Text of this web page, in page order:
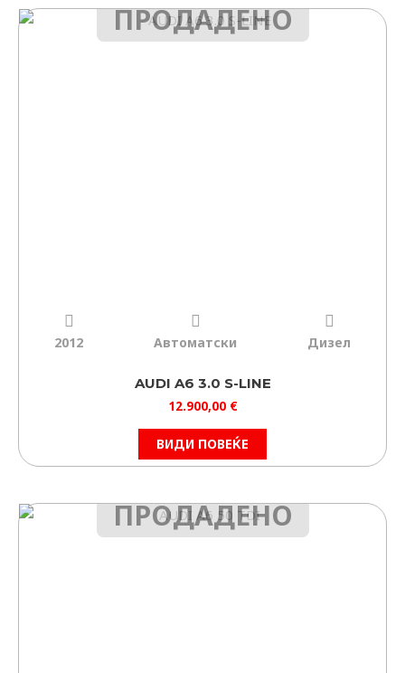
ПРОДАДЕНО
2012 Автоматски Дизел
AUDI A6 3.0 S-LINE
12.900,00 €
ВИДИ ПОВЕЌЕ
ПРОДАДЕНО